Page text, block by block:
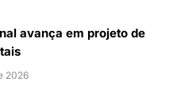
avança em projeto de
2026